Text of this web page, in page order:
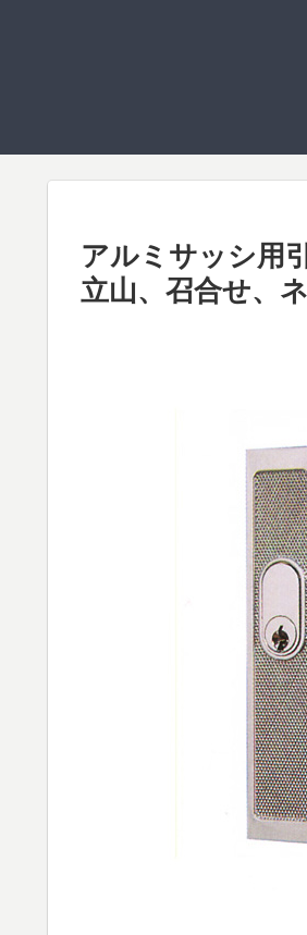
アルミサッシ用
立山、召合せ、